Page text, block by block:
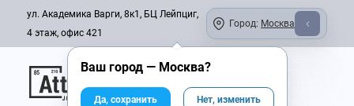
ул. Академика Варги, 8к1, БЦ Лейпциг,
4 этаж, офис 421
Город: Москва
Онлайн-журнал
Ваш город — Москва?
Да, сохранить Нет, изменить